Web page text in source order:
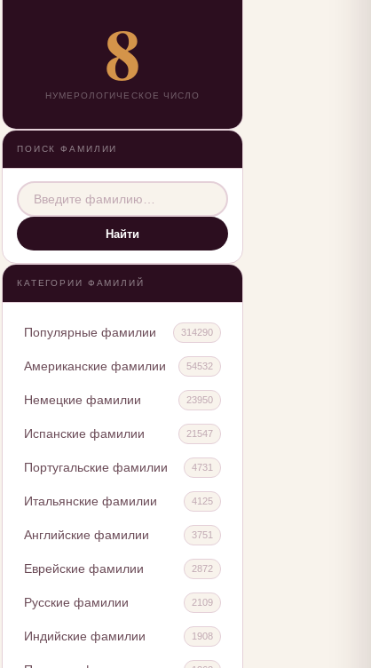
8
НУМЕРОЛОГИЧЕСКОЕ ЧИСЛО
ПОИСК ФАМИЛИИ
Найти
КАТЕГОРИИ ФАМИЛИЙ
Популярные фамилии 314290
Американские фамилии 54532
Немецкие фамилии 23950
Испанские фамилии 21547
Португальские фамилии 4731
Итальянские фамилии 4125
Английские фамилии 3751
Еврейские фамилии 2872
Русские фамилии 2109
Индийские фамилии 1908